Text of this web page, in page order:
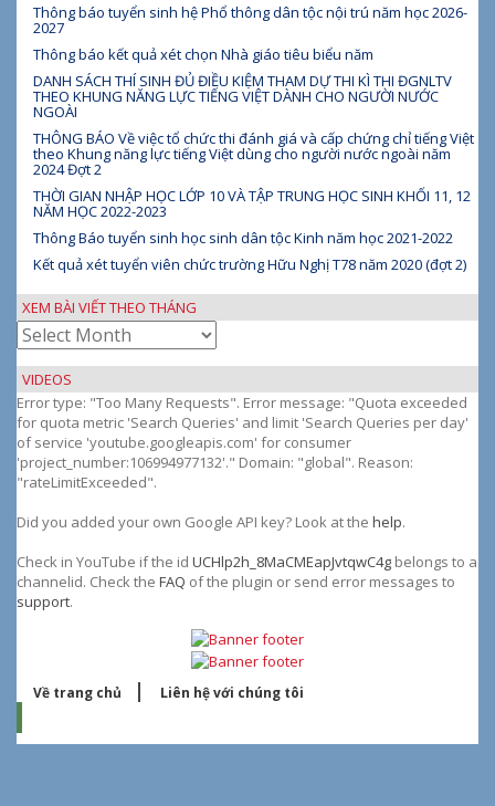
Thông báo tuyển sinh hệ Phổ thông dân tộc nội trú năm học 2026-
2027
Thông báo kết quả xét chọn Nhà giáo tiêu biểu năm
DANH SÁCH THÍ SINH ĐỦ ĐIỀU KIỆM THAM DỰ THI KÌ THI ĐGNLTV
THEO KHUNG NĂNG LỰC TIẾNG VIỆT DÀNH CHO NGƯỜI NƯỚC
NGOÀI
THÔNG BÁO Về việc tổ chức thi đánh giá và cấp chứng chỉ tiếng Việt
theo Khung năng lực tiếng Việt dùng cho người nước ngoài năm
2024 Đợt 2
THỜI GIAN NHẬP HỌC LỚP 10 VÀ TẬP TRUNG HỌC SINH KHỐI 11, 12
NĂM HỌC 2022-2023
Thông Báo tuyển sinh học sinh dân tộc Kinh năm học 2021-2022
Kết quả xét tuyển viên chức trường Hữu Nghị T78 năm 2020 (đợt 2)
XEM BÀI VIẾT THEO THÁNG
Xem
bài
viết
theo
tháng
VIDEOS
Error type: "Too Many Requests". Error message: "Quota exceeded
for quota metric 'Search Queries' and limit 'Search Queries per day'
of service 'youtube.googleapis.com' for consumer
'project_number:106994977132'." Domain: "global". Reason:
"rateLimitExceeded".
Did you added your own Google API key? Look at the help.
Check in YouTube if the id UCHlp2h_8MaCMEapJvtqwC4g belongs to a
channelid. Check the FAQ of the plugin or send error messages to
support.
Về trang chủ Liên hệ với chúng tôi